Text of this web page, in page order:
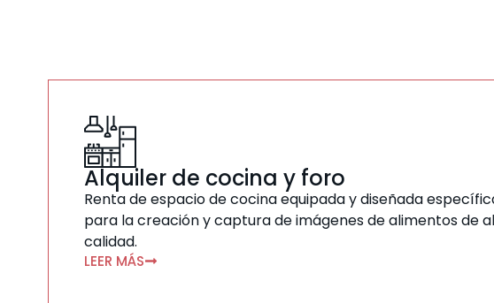
Alquiler de cocina y foro
Renta de espacio de cocina equipada y diseñada
para la creación y captura de imágenes de alimentos de
calidad.
LEER MÁS